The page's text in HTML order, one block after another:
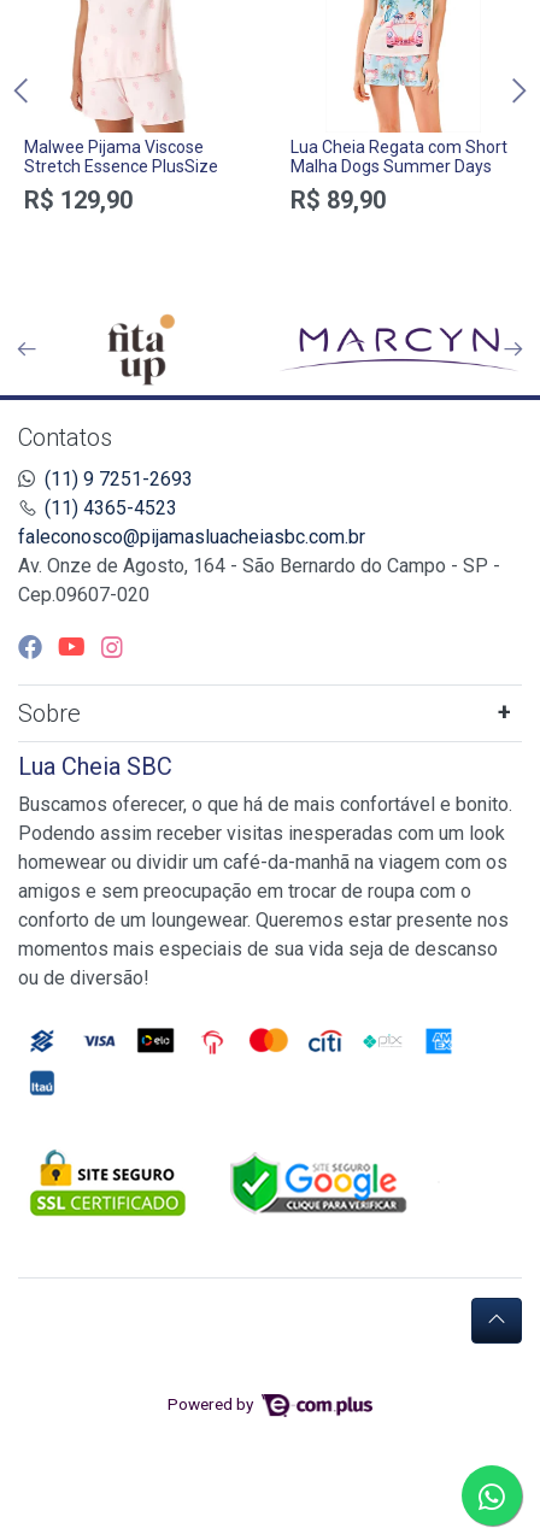
Malwee Pijama Viscose
Stretch Essence PlusSize
R$ 129,90
Lua Cheia Regata com Short
Malha Dogs Summer Days
R$ 89,90
Contatos
(11) 9 7251-2693
(11) 4365-4523
faleconosco@pijamasluacheiasbc.com.br
Av. Onze de Agosto, 164 - São Bernardo do Campo - SP -
Cep.09607-020
Sobre
Lua Cheia SBC
Buscamos oferecer, o que há de mais confortável e bonito.
Podendo assim receber visitas inesperadas com um look
homewear ou dividir um café-da-manhã na viagem com os
amigos e sem preocupação em trocar de roupa com o
conforto de um loungewear. Queremos estar presente nos
momentos mais especiais de sua vida seja de descanso
ou de diversão!
Powered by